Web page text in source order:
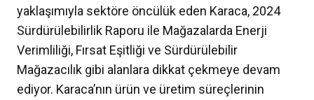
yaklaşımıyla sektöre öncülük eden Karaca, 2024
Sürdürülebilirlik Raporu ile Mağazalarda Enerji
Verimliliği, Fırsat Eşitliği ve Sürdürülebilir
Mağazacılık gibi alanlara dikkat çekmeye devam
ediyor. Karaca’nın ürün ve üretim süreçlerinin